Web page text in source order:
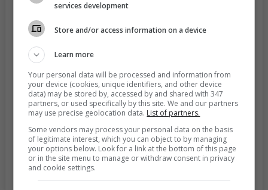
View this post on Instagram
A post shared by Mia K. (@miakhalifa)
services development
Store and/or access information on a device
Learn more
Your personal data will be processed and information from
your device (cookies, unique identifiers, and other device
data) may be stored by, accessed by and shared with 347
partners, or used specifically by this site. We and our partners
may use precise geolocation data. List of partners.
Some vendors may process your personal data on the basis
of legitimate interest, which you can object to by managing
your options below. Look for a link at the bottom of this page
or in the site menu to manage or withdraw consent in privacy
and cookie settings.